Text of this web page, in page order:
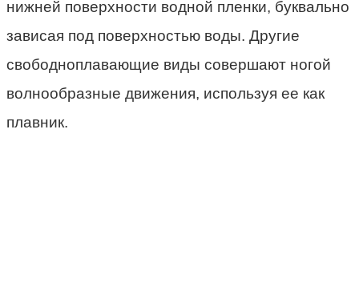
нижней поверхности водной пленки, буквально
зависая под поверхностью воды. Другие
свободноплавающие виды совершают ногой
волнообразные движения, используя ее как
плавник.